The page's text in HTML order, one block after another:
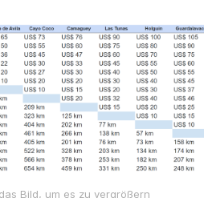
Bild, um es zu vergrößern